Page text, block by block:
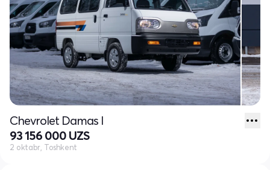
Chevrolet Damas I
93 156 000 UZS
2 oktabr, Toshkent